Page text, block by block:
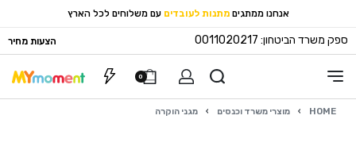
אנחנו ממתגים מתנות לעובדים עם משלוחים לכל הארץ
ספק משרד הביטחון: 0011020217 הצעות מחיר
0
HOME
› מוצרי משרד וכנסים › מגני הוקרה